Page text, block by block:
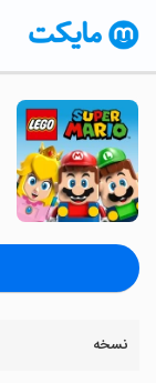
نسخه